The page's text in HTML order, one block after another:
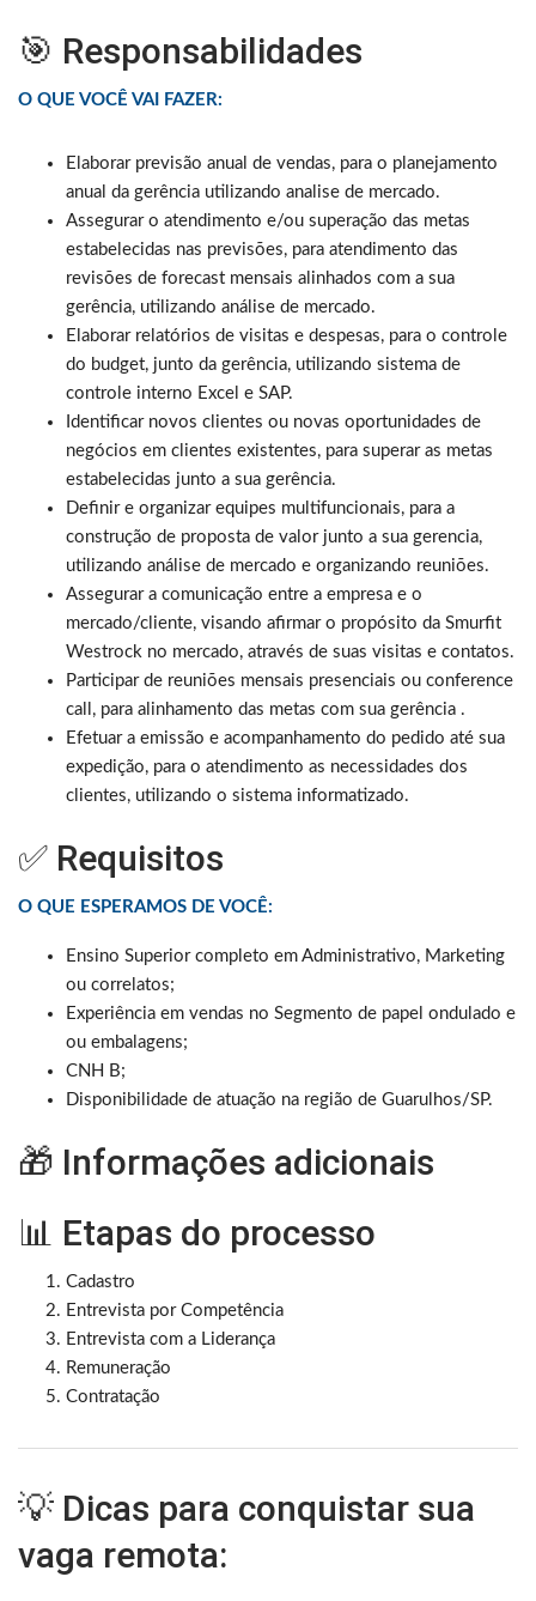
🎯 Responsabilidades
O QUE VOCÊ VAI FAZER:
Elaborar previsão anual de vendas, para o planejamento
anual da gerência utilizando analise de mercado.
Assegurar o atendimento e/ou superação das metas
estabelecidas nas previsões, para atendimento das
revisões de forecast mensais alinhados com a sua
gerência, utilizando análise de mercado.
Elaborar relatórios de visitas e despesas, para o controle
do budget, junto da gerência, utilizando sistema de
controle interno Excel e SAP.
Identificar novos clientes ou novas oportunidades de
negócios em clientes existentes, para superar as metas
estabelecidas junto a sua gerência.
Definir e organizar equipes multifuncionais, para a
construção de proposta de valor junto a sua gerencia,
utilizando análise de mercado e organizando reuniões.
Assegurar a comunicação entre a empresa e o
mercado/cliente, visando afirmar o propósito da Smurfit
Westrock no mercado, através de suas visitas e contatos.
Participar de reuniões mensais presenciais ou conference
call, para alinhamento das metas com sua gerência .
Efetuar a emissão e acompanhamento do pedido até sua
expedição, para o atendimento as necessidades dos
clientes, utilizando o sistema informatizado.
✅ Requisitos
O QUE ESPERAMOS DE VOCÊ:
Ensino Superior completo em Administrativo, Marketing
ou correlatos;
Experiência em vendas no Segmento de papel ondulado e
ou embalagens;
CNH B;
Disponibilidade de atuação na região de Guarulhos/SP.
🎁 Informações adicionais
📊 Etapas do processo
Cadastro
Entrevista por Competência
Entrevista com a Liderança
Remuneração
Contratação
💡 Dicas para conquistar sua
vaga remota: